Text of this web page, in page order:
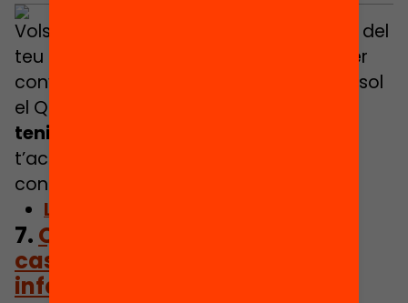
Vols comprovar si la lectura forma part del
teu dia a dia i rebre consells pràctics per
convertir-te en un nucli lector actiu? Resol
el Quizz per saber
teniu els hàbits de lectura a casa
t’acompanyarem amb materials per
continuar millorant!
Llegeix l’article
7. Quant costaria garantir un
casal d’estiu per a tots els
infants vulnerables?